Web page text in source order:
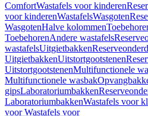
ComfortWastafels voor kinderen
voor kinderenWastafelsWasgoten
WasgotenHalve kolommen
ToebehorenAndere wastafels
wastafelsUitgietbakken
UitgietbakkenUitstortgootstenen
UitstortgootstenenMultifunctionele
Multifunctionele wasbak
gipsLaboratoriumbakken
LaboratoriumbakkenWastafels voor
voor Wastafels voor